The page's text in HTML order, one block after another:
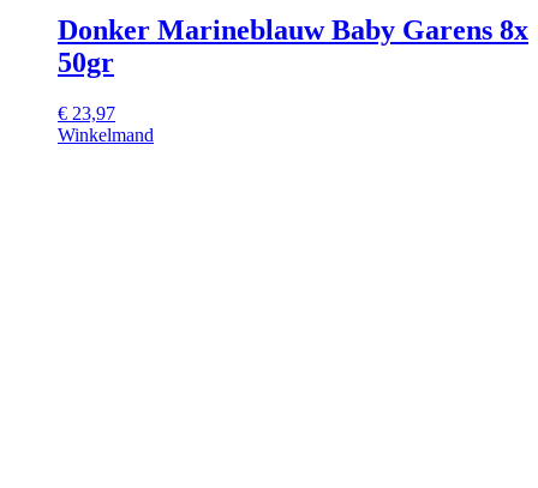
Donker Marineblauw Baby Garens 8x
50gr
€ 23,97
Winkelmand